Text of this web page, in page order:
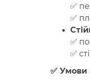
✅
✅
✅
✅
✅ Умови